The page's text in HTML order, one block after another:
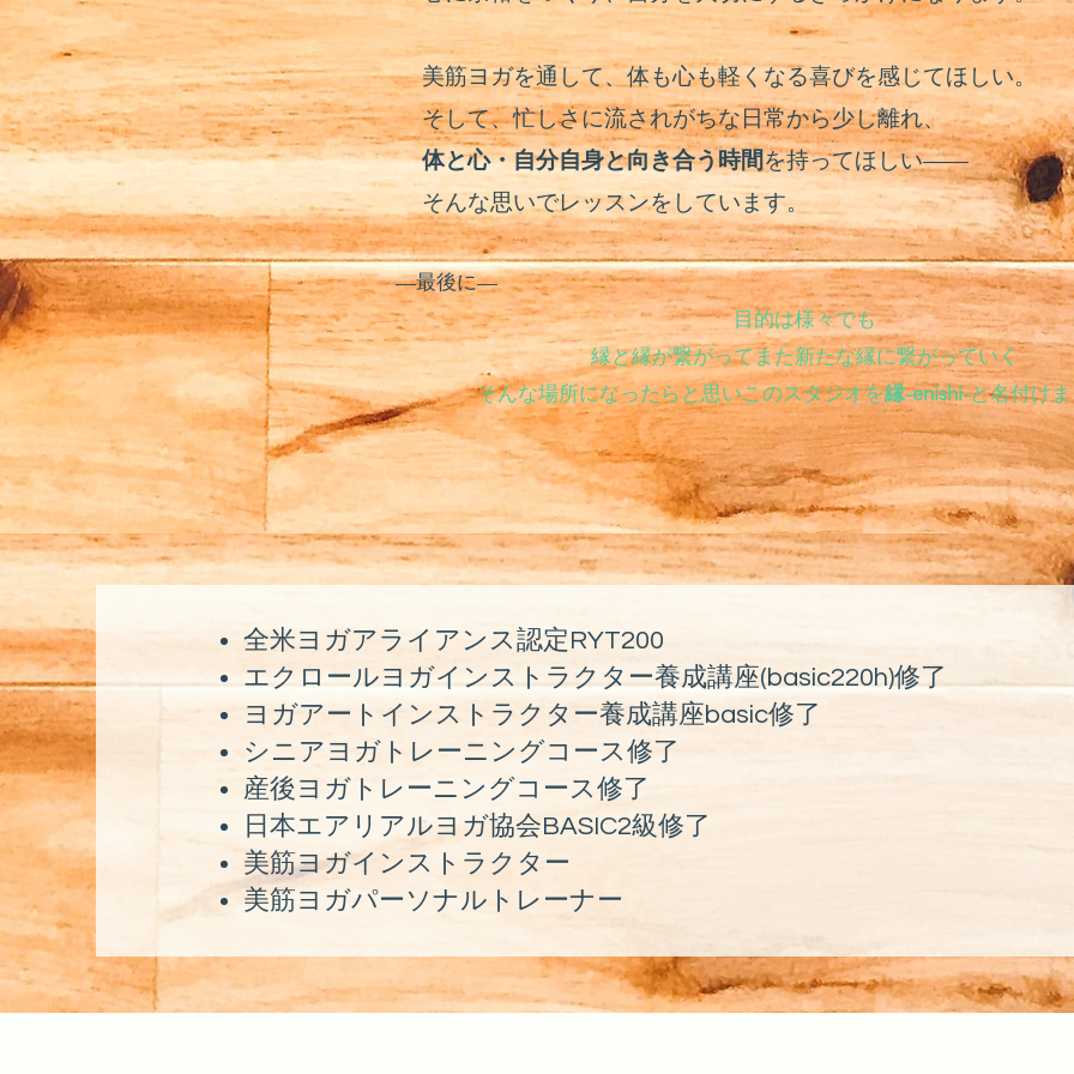
美筋ヨガを通して、体も心も軽くなる喜びを感じてほしい。
そして、忙しさに流されがちな日常から少し離れ、
体と心・自分自身と向き合う時間を持ってほしい——
そんな思いでレッスンをしています。​
—最後に—
目的は様々でも
縁と縁が繋がってまた新たな縁に繋がっていく
そんな場所になったらと思いこのスタジオを縁-enishi-と名付け
全米ヨガアライアンス認定RYT200
エクロールヨガインストラクター養成講座(basic220h)修了
ヨガアートインストラクター養成講座basic修了
シニアヨガトレーニングコース修了
産後ヨガトレーニングコース修了
日本エアリアルヨガ協会BASIC2級修了
美筋ヨガインストラクター
美筋ヨガパーソナルトレーナー